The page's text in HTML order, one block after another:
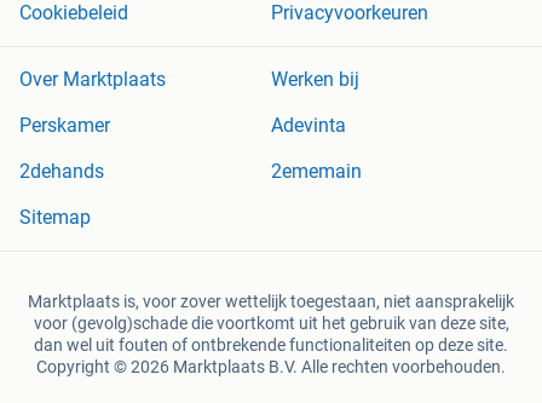
Cookiebeleid
Privacyvoorkeuren
Over Marktplaats
Werken bij
Perskamer
Adevinta
2dehands
2ememain
Sitemap
Marktplaats is, voor zover wettelijk toegestaan, niet aansprakelijk
voor (gevolg)schade die voortkomt uit het gebruik van deze site,
dan wel uit fouten of ontbrekende functionaliteiten op deze site.
Copyright © 2026 Marktplaats B.V. Alle rechten voorbehouden.